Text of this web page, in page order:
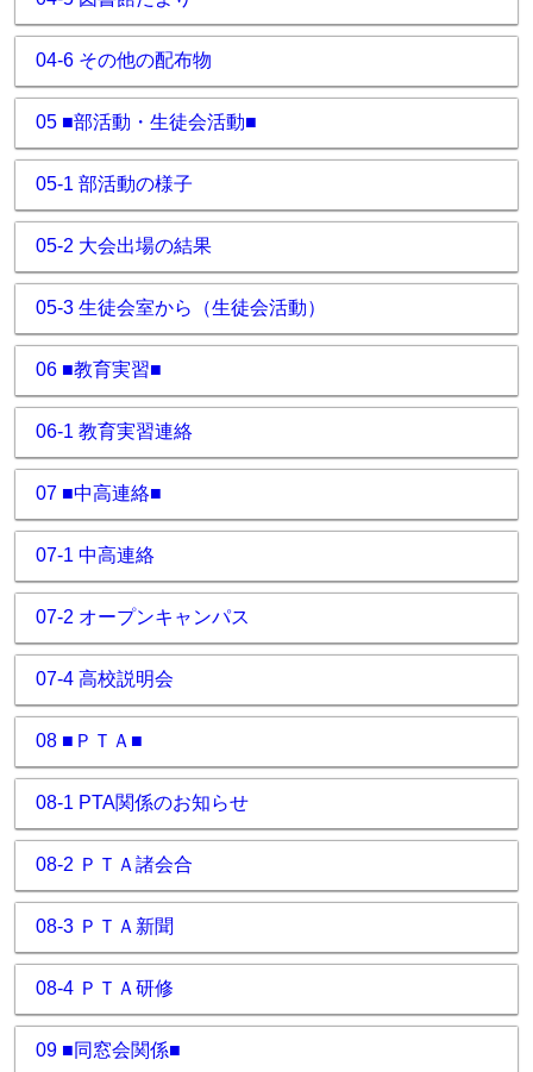
04-6 その他の配布物
05 ■部活動・生徒会活動■
05-1 部活動の様子
05-2 大会出場の結果
05-3 生徒会室から（生徒会活動）
06 ■教育実習■
06-1 教育実習連絡
07 ■中高連絡■
07-1 中高連絡
07-2 オープンキャンパス
07-4 高校説明会
08 ■ＰＴＡ■
08-1 PTA関係のお知らせ
08-2 ＰＴＡ諸会合
08-3 ＰＴＡ新聞
08-4 ＰＴＡ研修
09 ■同窓会関係■